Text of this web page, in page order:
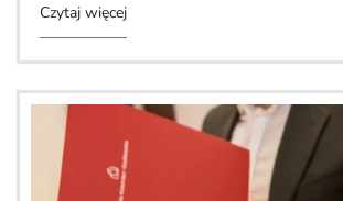
Czytaj więcej